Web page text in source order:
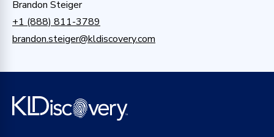
Brandon Steiger
+1 (888) 811-3789
brandon.steiger@kldiscovery.com